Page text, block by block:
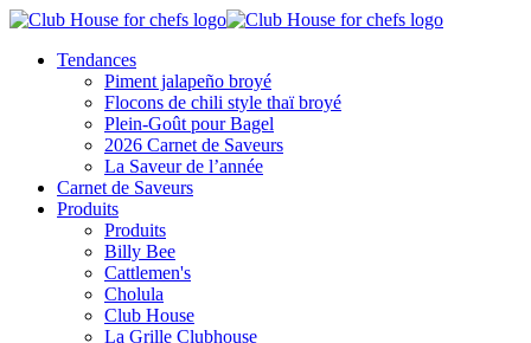
Tendances
Piment jalapeño broyé
Flocons de chili style thaï broyé
Plein-Goût pour Bagel
2026 Carnet de Saveurs
La Saveur de l’année
Carnet de Saveurs
Produits
Produits
Billy Bee
Cattlemen's
Cholula
Club House
La Grille Clubhouse